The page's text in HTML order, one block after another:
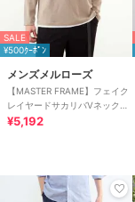
SALE
¥500ｸｰﾎﾟﾝ
メンズメルローズ
【MASTER FRAME】フェイク
レイヤードサカリバVネックロ
ングスリーブTシャツ
¥5,192